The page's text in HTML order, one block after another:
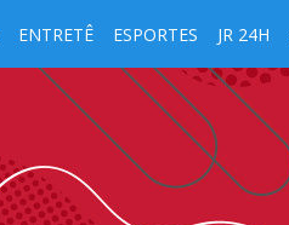
ENTRETÊ ESPORTES JR 24H